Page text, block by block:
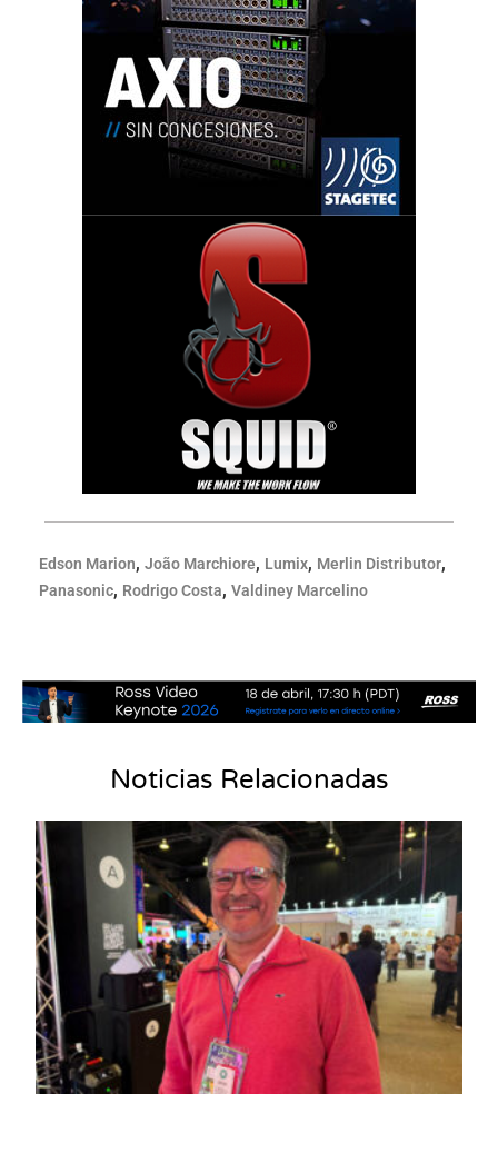
Edson Marion, João Marchiore, Lumix, Merlin Distributor,
Panasonic, Rodrigo Costa, Valdiney Marcelino
Noticias Relacionadas